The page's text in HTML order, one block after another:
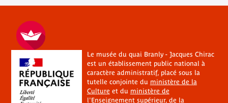
Le musée du quai Branly - Jacques Chirac
est un établissement public national à
caractère administratif, placé sous la
tutelle conjointe du ministère de la
Cultureet du ministère de
l'Enseignement supérieur, de la